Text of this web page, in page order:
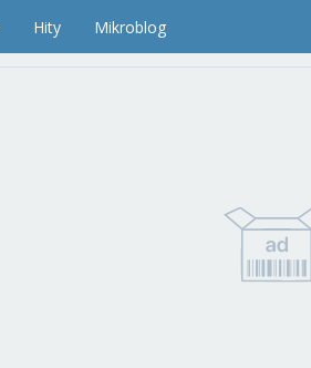
Hity Mikroblog